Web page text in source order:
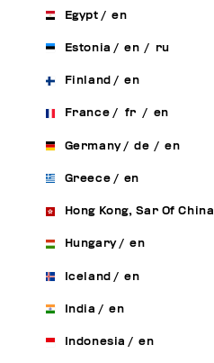
Egypt / en
Estonia / en / ru
Finland / en
France / fr / en
Germany / de / en
Greece / en
Hong Kong, Sar Of China
Hungary / en
Iceland / en
India / en
Indonesia / en